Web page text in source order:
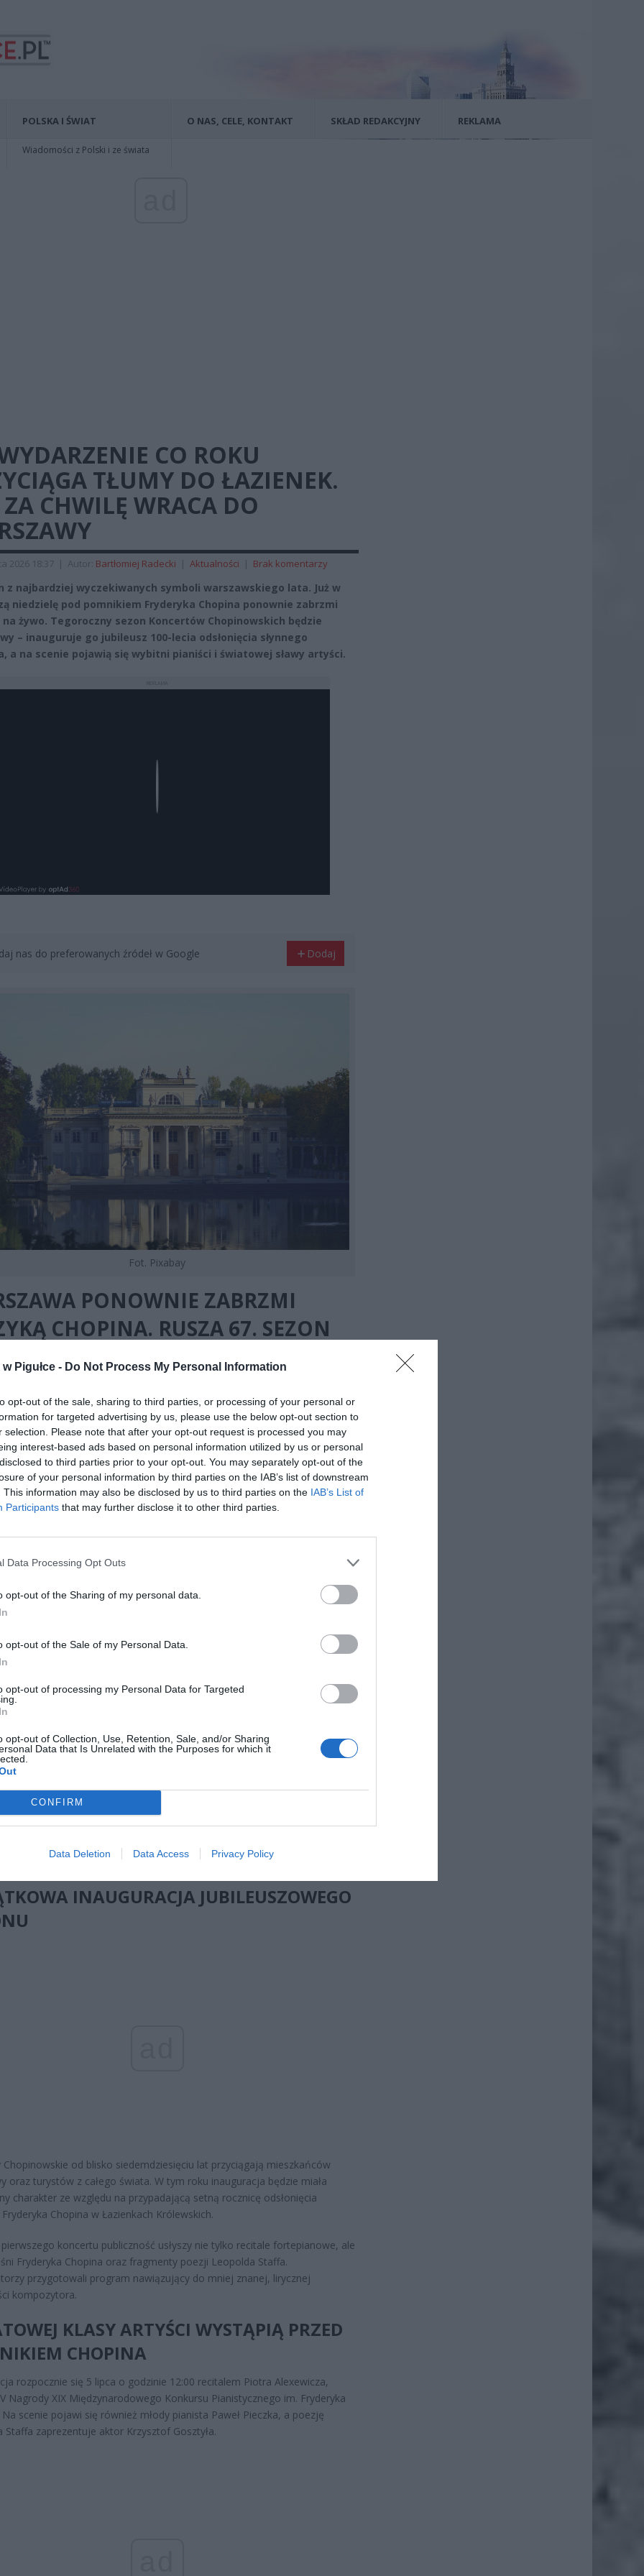
Pigułce - Do Not Process My Personal Information
opt-out of the sale, sharing to third parties, or processing of your personal or
for targeted advertising by us, please use the below opt-out section to
selection. Please note that after your opt-out request is processed you may
interest-based ads based on personal information utilized by us or personal
to third parties prior to your opt-out. You may separately opt-out of the
of your personal information by third parties on the IAB’s list of downstream
This information may also be disclosed by us to third parties on the IAB’s List of
Participants that may further disclose it to other third parties.
Data Processing Opt Outs
opt-out of the Sharing of my personal data.
opt-out of the Sale of my Personal Data.
opt-out of processing my Personal Data for Targeted
opt-out of Collection, Use, Retention, Sale, and/or Sharing
Data that Is Unrelated with the Purposes for which it
CONFIRM
Data Deletion Data Access Privacy Policy
POLSKA I ŚWIAT
Wiadomości z Polski i ze świata
O NAS, CELE, KONTAKT SKŁAD REDAKCYJNY REKLAMA
CO ROKU
TŁUMY DO ŁAZIENEK.
ZA CHWILĘ WRACA DO
2026 18:37 | Autor: Bartłomiej Radecki | Aktualności | Brak komentarzy
z najbardziej wyczekiwanych symboli warszawskiego lata. Już w
niedzielę pod pomnikiem Fryderyka Chopina ponownie zabrzmi
żywo. Tegoroczny sezon Koncertów Chopinowskich będzie
– inauguruje go jubileusz 100-lecia odsłonięcia słynnego
a na scenie pojawią się wybitni pianiści i światowej sławy artyści.
nas do preferowanych źródeł w Google Dodaj
Fot. Pixabay
PONOWNIE ZABRZMI
CHOPINA. RUSZA 67. SEZON
KONCERTÓW W
ad
lata powraca do Łazienek Królewskich.
Już 5 lipca rozpocznie
Koncertów Chopinowskich. Tegoroczna inauguracja będzie wyjątkowa,
RÓWNIEŻ:
3600 zł miesięcznie zamiast 800+. Nowa propozycja dla
dzieci do 3. roku życia
2026 19:29
podniesie próg 500 plus dla seniorów. Policzyliśmy, ile może
2026 19:14
INAUGURACJA JUBILEUSZOWEGO
Chopinowskie od blisko siedemdziesięciu lat przyciągają mieszkańców
oraz turystów z całego świata. W tym roku inauguracja będzie miała
charakter ze względu na przypadającą setną rocznicę odsłonięcia
Chopina w Łazienkach Królewskich.
pierwszego koncertu publiczność usłyszy nie tylko recitale fortepianowe, ale
Fryderyka Chopina oraz fragmenty poezji Leopolda Staffa.
przygotowali program nawiązujący do mniej znanej, lirycznej
kompozytora.
KLASY ARTYŚCI WYSTĄPIĄ PRZED
CHOPINA
rozpocznie się 5 lipca o godzinie 12:00 recitalem Piotra Alexewicza,
Nagrody XIX Międzynarodowego Konkursu Pianistycznego im. Fryderyka
Na scenie pojawi się również młody pianista Paweł Pieczka, a poezję
Staffa zaprezentuje aktor Krzysztof Gosztyła.